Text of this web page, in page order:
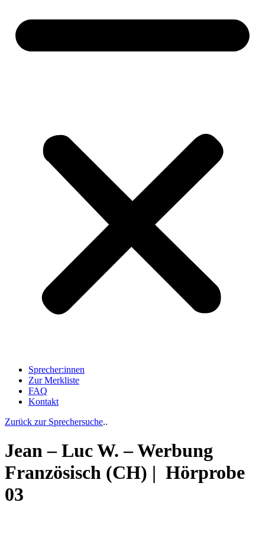
Sprecher:innen
Zur Merkliste
FAQ
Kontakt
Zurück zur Sprechersuche..
Jean – Luc W. – Werbung
Französisch (CH) | Hörprobe
03